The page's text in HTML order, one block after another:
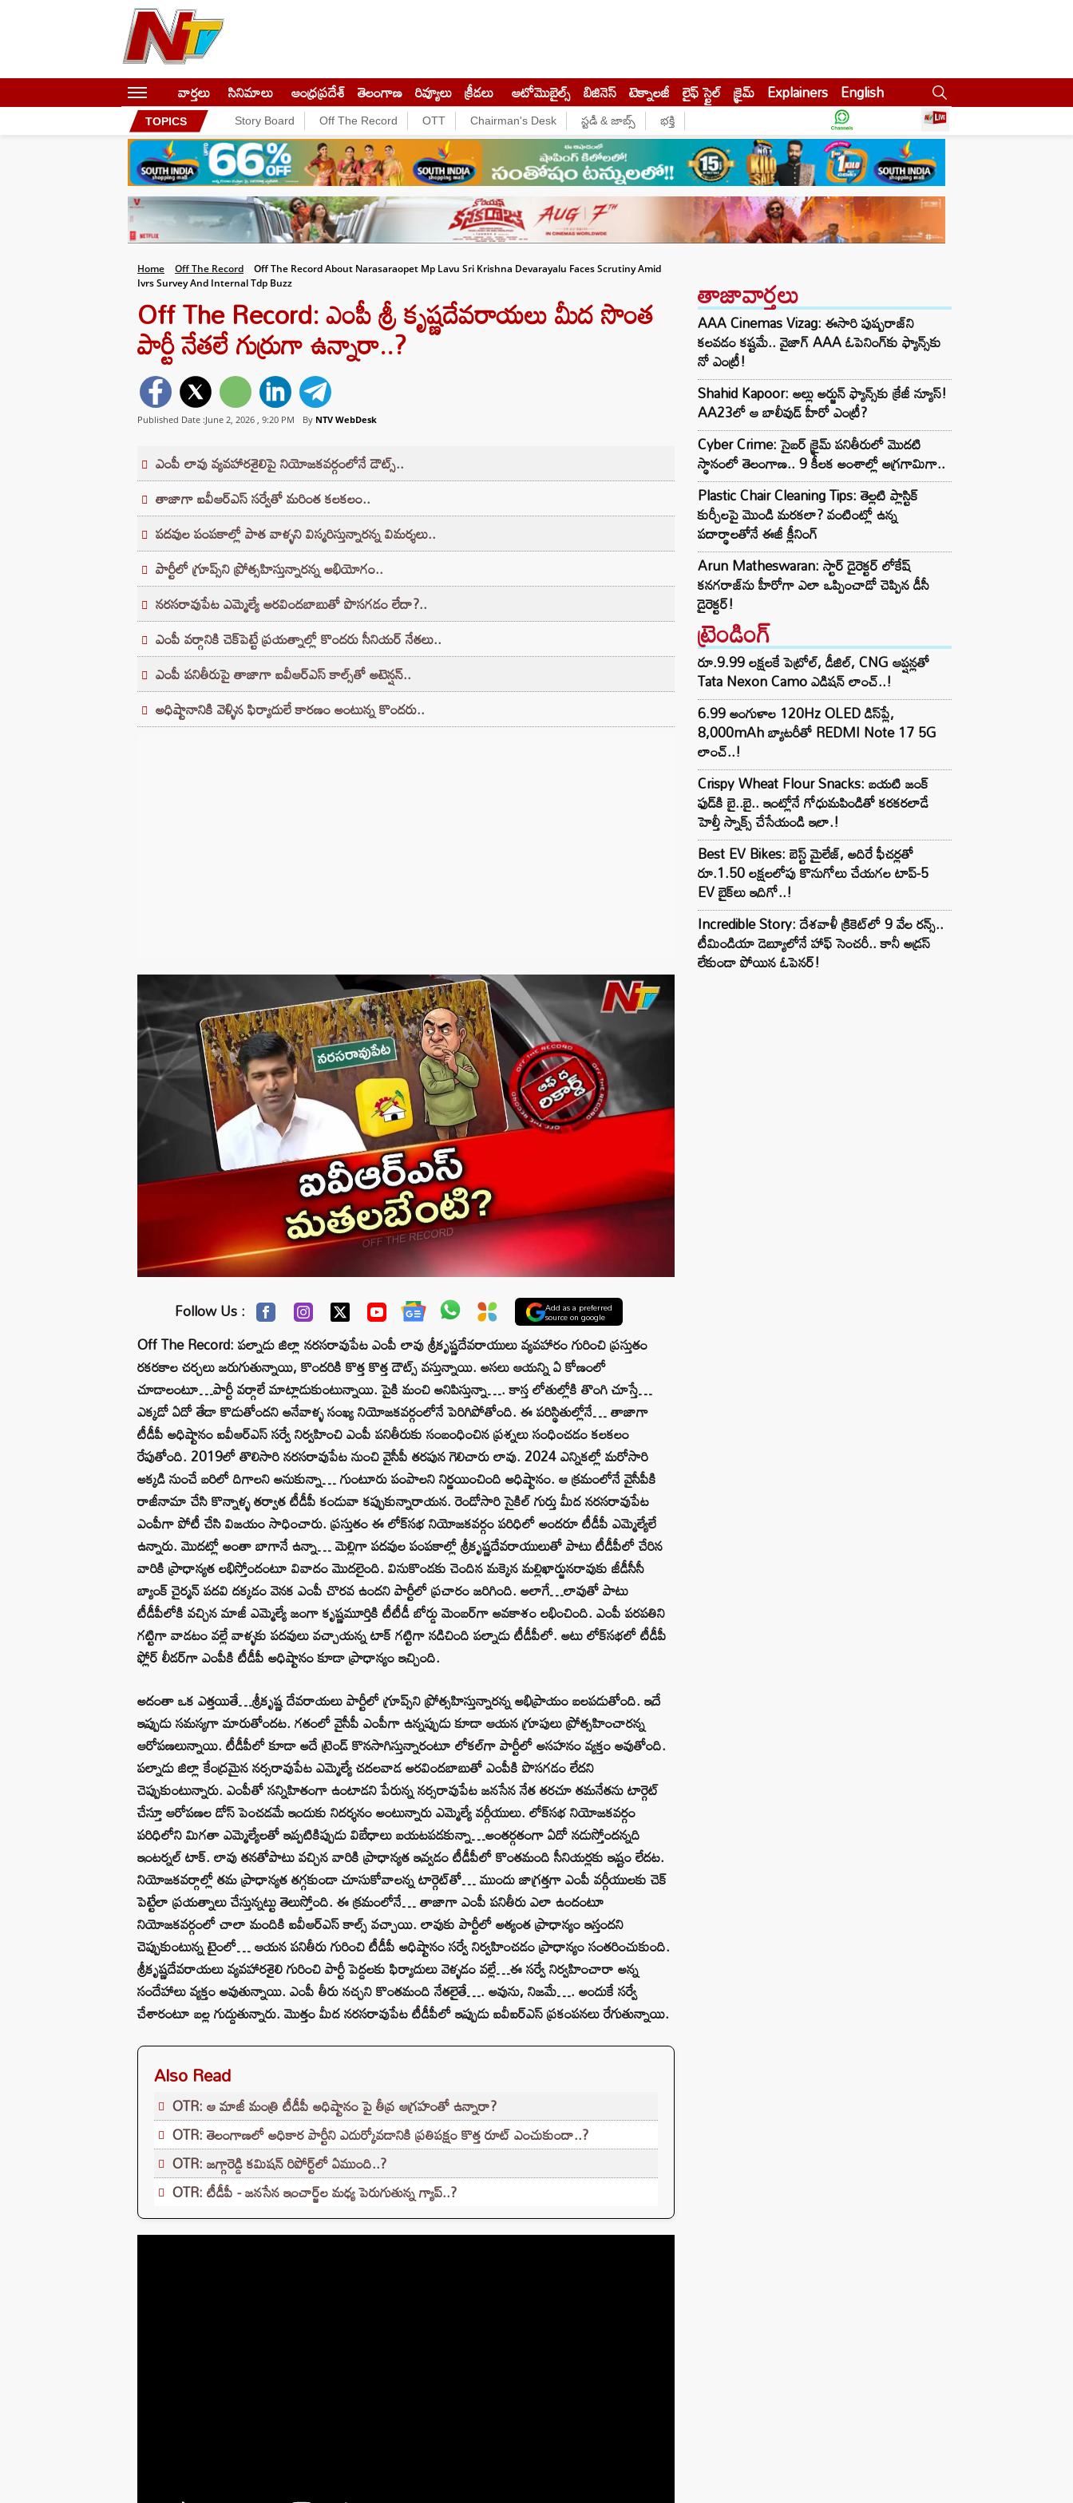
వార్తలు సినిమాలు ఆంధ్రప్రదేశ్ తెలంగాణ రివ్యూలు క్రీడలు ఆటోమొబైల్స్ బిజినెస్‌ టెక్నాలజీ లైఫ్ స్టైల్ క్రైమ్ Explainers English
TOPICS Story Board Off The Record OTT Chairman's Desk స్టడీ & జాబ్స్ భక్తి
Home Off The Record
Off The Record About Narasaraopet Mp Lavu Sri Krishna Devarayalu Faces Scrutiny Amid
Ivrs Survey And Internal Tdp Buzz
Off The Record: ఎంపీ శ్రీ కృష్ణదేవరాయలు మీద సొంత
పార్టీ నేతలే గుర్రుగా ఉన్నారా..?
Published Date :June 2, 2026 , 9:20 PM By NTV WebDesk
ఎంపీ లావు వ్యవహారశైలిపై నియోజకవర్గంలోనే డౌట్స్‌..
తాజాగా ఐవీఆర్‌ఎస్‌ సర్వేతో మరింత కలకలం..
పదవుల పంపకాల్లో పాత వాళ్ళని విస్మరిస్తున్నారన్న విమర్శలు..
పార్టీలో గ్రూప్స్‌ని ప్రోత్సహిస్తున్నారన్న అభియోగం..
నరసరావుపేట ఎమ్మెల్యే అరవిందబాబుతో పొసగడం లేదా?..
ఎంపీ వర్గానికి చెక్‌పెట్టే ప్రయత్నాల్లో కొందరు సీనియర్‌ నేతలు..
ఎంపీ పనితీరుపై తాజాగా ఐవీఆర్ఎస్‌ కాల్స్‌తో అటెన్షన్‌..
అధిష్టానానికి వెళ్ళిన ఫిర్యాదులే కారణం అంటున్న కొందరు..
Follow Us : Add as a preferred
source on google
Off The Record: పల్నాడు జిల్లా నరసరావుపేట ఎంపీ లావు శ్రీకృష్ణదేవరాయులు వ్యవహారం గురించి ప్రస్తుతం
రకరకాల చర్చలు జరుగుతున్నాయి, కొందరికి కొత్త కొత్త డౌట్స్‌ వస్తున్నాయి. అసలు ఆయన్ని ఏ కోణంలో
చూడాలంటూ…పార్టీ వర్గాలే మాట్లాడుకుంటున్నాయి. పైకి మంచి అనిపిస్తున్నా…. కాస్త లోతుల్లోకి తొంగి చూస్తే…
ఎక్కడో ఏదో తేడా కొడుతోందని అనేవాళ్ళ సంఖ్య నియోజకవర్గంలోనే పెరిగిపోతోంది. ఈ పరిస్థితుల్లోనే… తాజాగా
టీడీపీ అధిష్టానం ఐవీఆర్ఎస్‌ సర్వే నిర్వహించి ఎంపీ పనితీరుకు సంబంధించిన ప్రశ్నలు సంధించడం కలకలం
రేపుతోంది. 2019లో తొలిసారి నరసరావుపేట నుంచి వైసీపీ తరపున గెలిచారు లావు. 2024 ఎన్నికల్లో మరోసారి
అక్కడి నుంచే బరిలో దిగాలని అనుకున్నా… గుంటూరు పంపాలని నిర్ణయించింది అధిష్టానం. ఆ క్రమంలోనే వైసీపీకి
రాజీనామా చేసి కొన్నాళ్ళ తర్వాత టీడీపీ కండువా కప్పుకున్నారాయన. రెండోసారి సైకిల్‌ గుర్తు మీద నరసరావుపేట
ఎంపీగా పోటీ చేసి విజయం సాధించారు. ప్రస్తుతం ఈ లోక్‌సభ నియోజకవర్గం పరిధిలో అందరూ టీడీపీ ఎమ్మెల్యేలే
ఉన్నారు. మొదట్లో అంతా బాగానే ఉన్నా… మెల్లిగా పదవుల పంపకాల్లో శ్రీకృష్ణదేవరాయులుతో పాటు టీడీపీలో చేరిన
వారికి ప్రాధాన్యత లభిస్తోందంటూ వివాదం మొదలైంది. వినుకొండకు చెందిన మక్కెన మల్లిఖార్జునరావుకు జీడీసీసీ
బ్యాంక్ చైర్మన్ పదవి దక్కడం వెనక ఎంపీ చొరవ ఉందని పార్టీలో ప్రచారం జరిగింది. అలాగే…లావుతో పాటు
టీడీపీలోకి వచ్చిన మాజీ ఎమ్మెల్యే జంగా కృష్ణమూర్తికి టీటీడీ బోర్డు మెంబర్‌గా అవకాశం లభించింది. ఎంపీ పరపతిని
గట్టిగా వాడటం వల్లే వాళ్ళకు పదవులు వచ్చాయన్న టాక్‌ గట్టిగా నడిచింది పల్నాడు టీడీపీలో. అటు లోక్‌సభలో టీడీపీ
ఫ్లోర్ లీడర్‌గా ఎంపీకి టీడీపీ అధిష్టానం కూడా ప్రాధాన్యం ఇచ్చింది.
అదంతా ఒక ఎత్తయితే…శ్రీకృష్ణ దేవరాయలు పార్టీలో గ్రూప్స్‌ని ప్రోత్సహిస్తున్నారన్న అభిప్రాయం బలపడుతోంది. ఇదే
ఇప్పుడు సమస్యగా మారుతోందట. గతంలో వైసీపీ ఎంపీగా ఉన్నప్పుడు కూడా ఆయన గ్రూపులు ప్రోత్సహించారన్న
ఆరోపణలున్నాయి. టీడీపీలో కూడా అదే ట్రెండ్‌ కొనసాగిస్తున్నారంటూ లోకల్‌గా పార్టీలో అసహనం వ్యక్తం అవుతోంది.
పల్నాడు జిల్లా కేంద్రమైన నర్సరావుపేట ఎమ్మెల్యే చదలవాడ అరవిందబాబుతో ఎంపీకి పొసగడం లేదని
చెప్పుకుంటున్నారు. ఎంపీతో సన్నిహితంగా ఉంటాడని పేరున్న నర్సరావుపేట జనసేన నేత తరచూ తమనేతను టార్గెట్
చేస్తూ ఆరోపణల డోస్‌ పెంచడమే ఇందుకు నిదర్శనం అంటున్నారు ఎమ్మెల్యే వర్గీయులు. లోక్‌సభ నియోజకవర్గం
పరిధిలోని మిగతా ఎమ్మెల్యేలతో ఇప్పటికిప్పుడు విబేధాలు బయటపడకున్నా…అంతర్గతంగా ఏదో నడుస్తోందన్నది
ఇంటర్నల్ టాక్‌. లావు తనతోపాటు వచ్చిన వారికి ప్రాధాన్యత ఇవ్వడం టీడీపీలో కొంతమంది సీనియర్లకు ఇష్టం లేదట.
నియోజకవర్గాల్లో తమ ప్రాధాన్యత తగ్గకుండా చూసుకోవాలన్న టార్గెట్‌తో… ముందు జాగ్రత్తగా ఎంపీ వర్గీయులకు చెక్
పెట్టేలా ప్రయత్నాలు చేస్తున్నట్టు తెలుస్తోంది. ఈ క్రమంలోనే… తాజాగా ఎంపీ పనితీరు ఎలా ఉందంటూ
నియోజకవర్గంలో చాలా మందికి ఐవీఆర్ఎస్ కాల్స్‌ వచ్చాయి. లావుకు పార్టీలో అత్యంత ప్రాధాన్యం ఇస్తందని
చెప్పుకుంటున్న టైంలో… ఆయన పనితీరు గురించి టీడీపీ అధిష్టానం సర్వే నిర్వహించడం ప్రాధాన్యం సంతరించుకుంది.
శ్రీకృష్ణదేవరాయలు వ్యవహారశైలి గురించి పార్టీ పెద్దలకు ఫిర్యాదులు వెళ్ళడం వల్లే…ఈ సర్వే నిర్వహించారా అన్న
సందేహాలు వ్యక్తం అవుతున్నాయి. ఎంపీ తీరు నచ్చని కొంతమంది నేతలైతే…. అవును, నిజమే…. అందుకే సర్వే
చేశారంటూ బల్ల గుద్దుతున్నారు. మొత్తం మీద నరసరావుపేట టీడీపీలో ఇప్పుడు ఐవీఐర్ఎస్‌ ప్రకంపనలు రేగుతున్నాయి.
Also Read
OTR: ఆ మాజీ మంత్రి టీడీపీ అధిష్టానం పై తీవ్ర ఆగ్రహంతో ఉన్నారా?
OTR: తెలంగాణలో అధికార పార్టీని ఎదుర్కోవడానికి ప్రతిపక్షం కొత్త రూట్‌ ఎంచుకుందా..?
OTR: జగ్గారెడ్డి కమిషన్ రిపోర్ట్‌లో ఏముంది..?
OTR: టీడీపీ - జనసేన ఇంచార్జ్‌ల మధ్య పెరుగుతున్న గ్యాప్..?
తాజావార్తలు
AAA Cinemas Vizag: ఈసారి పుష్పరాజ్‌ని
కలవడం కష్టమే.. వైజాగ్ AAA ఓపెనింగ్‌కు ఫ్యాన్స్‌కు
నో ఎంట్రీ!
Shahid Kapoor: అల్లు అర్జున్ ఫ్యాన్స్‌కు క్రేజీ న్యూస్!
AA23లో ఆ బాలీవుడ్ హీరో ఎంట్రీ?
Cyber Crime: సైబర్ క్రైమ్ పనితీరులో మొదటి
స్థానంలో తెలంగాణ.. 9 కీలక అంశాల్లో అగ్రగామిగా..
Plastic Chair Cleaning Tips: తెల్లటి ప్లాస్టిక్
కుర్చీలపై మొండి మరకలా? వంటింట్లో ఉన్న
పదార్థాలతోనే ఈజీ క్లీనింగ్
Arun Matheswaran: స్టార్ డైరెక్టర్ లోకేష్
కనగరాజ్‌ను హీరోగా ఎలా ఒప్పించాడో చెప్పిన డీసీ
డైరెక్టర్!
ట్రెండింగ్‌
రూ.9.99 లక్షలకే పెట్రోల్, డీజిల్, CNG ఆప్షన్లతో
Tata Nexon Camo ఎడిషన్ లాంచ్..!
6.99 అంగుళాల 120Hz OLED డిస్‌ప్లే,
8,000mAh బ్యాటరీతో REDMI Note 17 5G
లాంచ్..!
Crispy Wheat Flour Snacks: బయటి జంక్
ఫుడ్‌కి బై..బై.. ఇంట్లోనే గోధుమపిండితో కరకరలాడే
హెల్తీ స్నాక్స్ చేసేయండి ఇలా.!
Best EV Bikes: బెస్ట్ మైలేజ్, అదిరే ఫీచర్లతో
రూ.1.50 లక్షలలోపు కొనుగోలు చేయగల టాప్-5
EV బైక్‌లు ఇదిగో..!
Incredible Story: దేశవాళీ క్రికెట్‌లో 9 వేల రన్స్..
టీమిండియా డెబ్యూలోనే హాఫ్ సెంచరీ.. కానీ అడ్రస్
లేకుండా పోయిన ఓపెనర్!